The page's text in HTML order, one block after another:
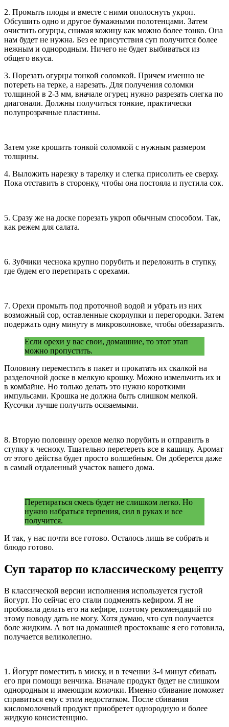
2. Промыть плоды и вместе с ними ополоснуть укроп.
Обсушить одно и другое бумажными полотенцами. Затем
очистить огурцы, снимая кожицу как можно более тонко. Она
нам будет не нужна. Без ее присутствия суп получится более
нежным и однородным. Ничего не будет выбиваться из
общего вкуса.
3. Порезать огурцы тонкой соломкой. Причем именно не
потереть на терке, а нарезать. Для получения соломки
толщиной в 2-3 мм, вначале огурец нужно разрезать слегка по
диагонали. Должны получиться тонкие, практически
полупрозрачные пластины.
Затем уже крошить тонкой соломкой с нужным размером
толщины.
4. Выложить нарезку в тарелку и слегка присолить ее сверху.
Пока отставить в сторонку, чтобы она постояла и пустила сок.
5. Сразу же на доске порезать укроп обычным способом. Так,
как режем для салата.
6. Зубчики чеснока крупно порубить и переложить в ступку,
где будем его перетирать с орехами.
7. Орехи промыть под проточной водой и убрать из них
возможный сор, оставленные скорлупки и перегородки. Затем
подержать одну минуту в микроволновке, чтобы обеззаразить.
Если орехи у вас свои, домашние, то этот этап
можно пропустить.
Половину переместить в пакет и прокатать их скалкой на
разделочной доске в мелкую крошку. Можно измельчить их и
в комбайне. Но только делать это нужно короткими
импульсами. Крошка не должна быть слишком мелкой.
Кусочки лучше получить осязаемыми.
8. Вторую половину орехов мелко порубить и отправить в
ступку к чесноку. Тщательно перетереть все в кашицу. Аромат
от этого действа будет просто волшебным. Он доберется даже
в самый отдаленный участок вашего дома.
Перетираться смесь будет не слишком легко. Но
нужно набраться терпения, сил в руках и все
получится.
И так, у нас почти все готово. Осталось лишь ве собрать и
блюдо готово.
Суп таратор по классическому рецепту
В классической версии исполнения используется густой
йогурт. Но сейчас его стали подменять кефиром. Я не
пробовала делать его на кефире, поэтому рекомендаций по
этому поводу дать не могу. Хотя думаю, что суп получается
боле жидким. А вот на домашней простокваше я его готовила,
получается великолепно.
1. Йогурт поместить в миску, и в течении 3-4 минут сбивать
его при помощи венчика. Вначале продукт будет не слишком
однородным и имеющим комочки. Именно сбивание поможет
справиться ему с этим недостатком. После сбивания
кисломолочный продукт приобретет однородную и более
жидкую консистенцию.